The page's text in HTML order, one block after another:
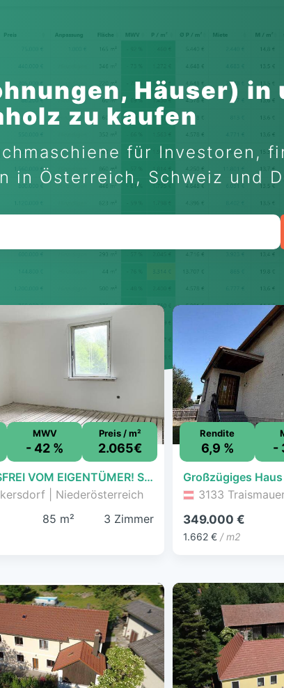
Häuser) in
zu kaufen
für Investoren,
in Österreich, Schweiz und
MWV
- 42 %
Preis / m²
2.065€
PROVISIONSFREI VOM EIGENTÜMER! SANIERUNGSBEDÜRFTIGE 3-ZIMMER-WOHNUNG NÄHE PURKERSDORF ZENTRUM!
| Niederösterreich
85 m² 3 Zimmer
Rendite
6,9 % -
3133
349.000 €
1.662 € / m2